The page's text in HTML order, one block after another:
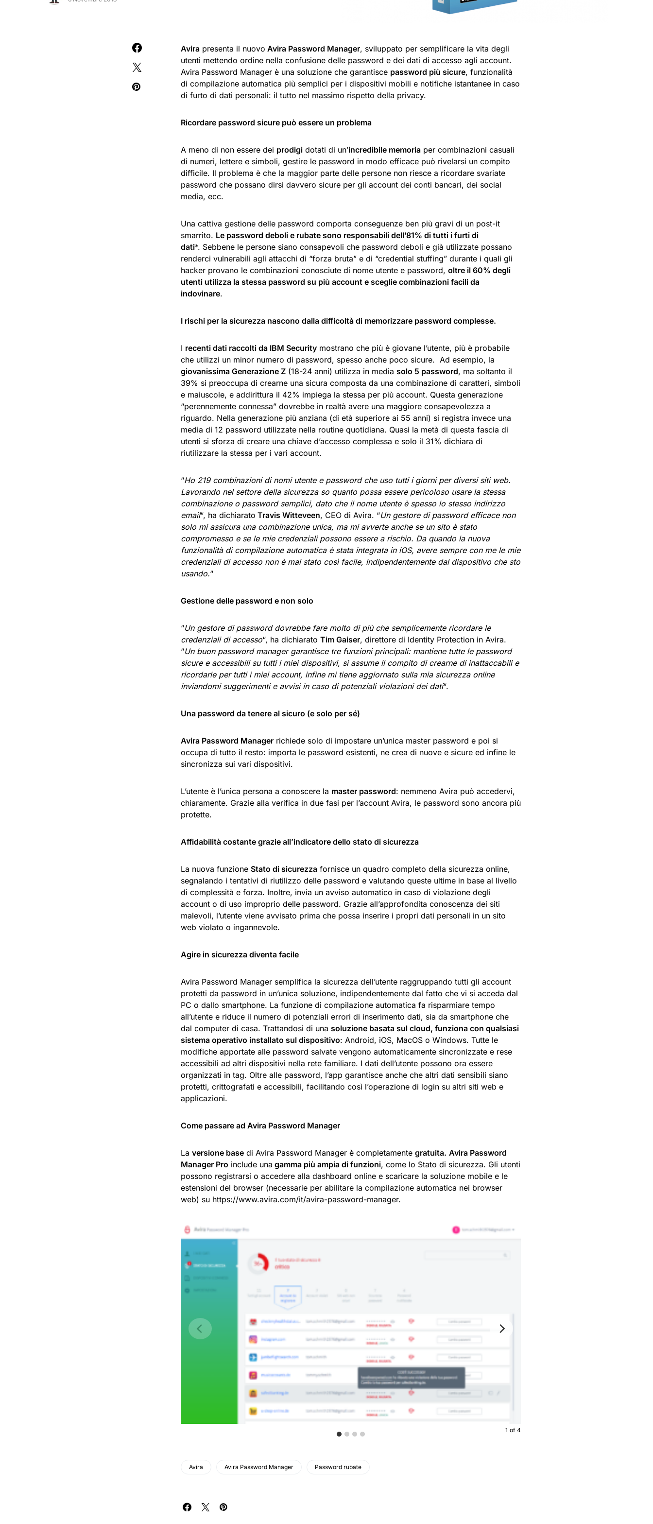
Avira presenta il nuovo Avira Password Manager, sviluppato per semplificare la vita degli
utenti mettendo ordine nella confusione delle password e dei dati di accesso agli account.
Avira Password Manager è una soluzione che garantisce password più sicure, funzionalità
di compilazione automatica più semplici per i dispositivi mobili e notifiche istantanee in caso
di furto di dati personali: il tutto nel massimo rispetto della privacy.
Ricordare password sicure può essere un problema
A meno di non essere dei prodigi dotati di un’incredibile memoria per combinazioni casuali
di numeri, lettere e simboli, gestire le password in modo efficace può rivelarsi un compito
difficile. Il problema è che la maggior parte delle persone non riesce a ricordare svariate
password che possano dirsi davvero sicure per gli account dei conti bancari, dei social
media, ecc.
Una cattiva gestione delle password comporta conseguenze ben più gravi di un post-it
smarrito. Le password deboli e rubate sono responsabili dell’81% di tutti i furti di
dati*. Sebbene le persone siano consapevoli che password deboli e già utilizzate possano
renderci vulnerabili agli attacchi di “forza bruta” e di “credential stuffing” durante i quali gli
hacker provano le combinazioni conosciute di nome utente e password, oltre il 60% degli
utenti utilizza la stessa password su più account e sceglie combinazioni facili da
indovinare.
I rischi per la sicurezza nascono dalla difficoltà di memorizzare password complesse.
I recenti dati raccolti da IBM Security mostrano che più è giovane l’utente, più è probabile
che utilizzi un minor numero di password, spesso anche poco sicure. Ad esempio, la
giovanissima Generazione Z (18-24 anni) utilizza in media solo 5 password, ma soltanto il
39% si preoccupa di crearne una sicura composta da una combinazione di caratteri, simboli
e maiuscole, e addirittura il 42% impiega la stessa per più account. Questa generazione
“perennemente connessa” dovrebbe in realtà avere una maggiore consapevolezza a
riguardo. Nella generazione più anziana (di età superiore ai 55 anni) si registra invece una
media di 12 password utilizzate nella routine quotidiana. Quasi la metà di questa fascia di
utenti si sforza di creare una chiave d’accesso complessa e solo il 31% dichiara di
riutilizzare la stessa per i vari account.
“Ho 219 combinazioni di nomi utente e password che uso tutti i giorni per diversi siti web.
Lavorando nel settore della sicurezza so quanto possa essere pericoloso usare la stessa
combinazione o password semplici, dato che il nome utente è spesso lo stesso indirizzo
email“, ha dichiarato Travis Witteveen, CEO di Avira. “Un gestore di password efficace non
solo mi assicura una combinazione unica, ma mi avverte anche se un sito è stato
compromesso e se le mie credenziali possono essere a rischio. Da quando la nuova
funzionalità di compilazione automatica è stata integrata in iOS, avere sempre con me le mie
credenziali di accesso non è mai stato così facile, indipendentemente dal dispositivo che sto
usando.“
Gestione delle password e non solo
“Un gestore di password dovrebbe fare molto di più che semplicemente ricordare le
credenziali di accesso“, ha dichiarato Tim Gaiser, direttore di Identity Protection in Avira.
“Un buon password manager garantisce tre funzioni principali: mantiene tutte le password
sicure e accessibili su tutti i miei dispositivi, si assume il compito di crearne di inattaccabili e
ricordarle per tutti i miei account, infine mi tiene aggiornato sulla mia sicurezza online
inviandomi suggerimenti e avvisi in caso di potenziali violazioni dei dati“.
Una password da tenere al sicuro (e solo per sé)
Avira Password Manager richiede solo di impostare un’unica master password e poi si
occupa di tutto il resto: importa le password esistenti, ne crea di nuove e sicure ed infine le
sincronizza sui vari dispositivi.
L’utente è l’unica persona a conoscere la master password: nemmeno Avira può accedervi,
chiaramente. Grazie alla verifica in due fasi per l’account Avira, le password sono ancora più
protette.
Affidabilità costante grazie all’indicatore dello stato di sicurezza
La nuova funzione Stato di sicurezza fornisce un quadro completo della sicurezza online,
segnalando i tentativi di riutilizzo delle password e valutando queste ultime in base al livello
di complessità e forza. Inoltre, invia un avviso automatico in caso di violazione degli
account o di uso improprio delle password. Grazie all’approfondita conoscenza dei siti
malevoli, l’utente viene avvisato prima che possa inserire i propri dati personali in un sito
web violato o ingannevole.
Agire in sicurezza diventa facile
Avira Password Manager semplifica la sicurezza dell’utente raggruppando tutti gli account
protetti da password in un’unica soluzione, indipendentemente dal fatto che vi si acceda dal
PC o dallo smartphone. La funzione di compilazione automatica fa risparmiare tempo
all’utente e riduce il numero di potenziali errori di inserimento dati, sia da smartphone che
dal computer di casa. Trattandosi di una soluzione basata sul cloud, funziona con qualsiasi
sistema operativo installato sul dispositivo: Android, iOS, MacOS o Windows. Tutte le
modifiche apportate alle password salvate vengono automaticamente sincronizzate e rese
accessibili ad altri dispositivi nella rete familiare. I dati dell’utente possono ora essere
organizzati in tag. Oltre alle password, l’app garantisce anche che altri dati sensibili siano
protetti, crittografati e accessibili, facilitando così l’operazione di login su altri siti web e
applicazioni.
Come passare ad Avira Password Manager
La versione base di Avira Password Manager è completamente gratuita. Avira Password
Manager Pro include una gamma più ampia di funzioni, come lo Stato di sicurezza. Gli utenti
possono registrarsi o accedere alla dashboard online e scaricare la soluzione mobile e le
estensioni del browser (necessarie per abilitare la compilazione automatica nei browser
web) su https://www.avira.com/it/avira-password-manager.
1 of 4
Avira Avira Password Manager Password rubate